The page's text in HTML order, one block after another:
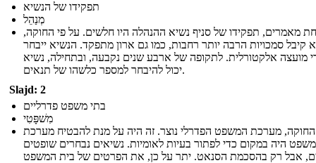
תפקידו של הנשיא
מְנַהֵל
מאמרים, תפקידו של סניף נשיא ההנהלה היו חלשים. על פי החוקה,
קיבל סמכויות הרבה יותר רחבות, כמו גם ארון מתפקד. הנשיא ייבחר
מועצה אלקטורלית. לתקופה של ארבע שנים נקבעה, ובתחילה, נשיא
יכול להיבחר למספר כלשהו של תנאים.
Slajd: 2
בתי משפט פדרליים
מִשׁפָּטִי
החוקה, מערכת המשפט הפדרלי נוצר. זה היה על מנת להבטיח מערכת
היה במקום כדי לפתור בעיות לאומיות. נשיאים נבחרים שופטים
אבל רק בהסכמת הסנאט. יתר על כן, את הפרטים של בית המשפט